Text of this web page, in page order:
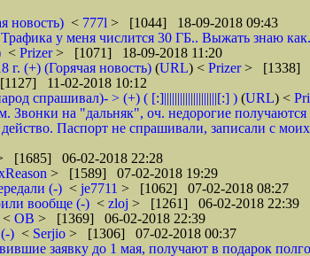
новость) < 777l > [1044] 18-09-2018 09:43
у меня числится 30 ГБ.. Выжать знаю
< Prizer> [1071] 18-09-2018 11:20
(+) (Горячая новость) (URL) < Prizer> [1338]
11-02-2018 10:12
спрашивал)- > (+) ( [:]||||||||||||||||||||[:] ) (URL) <
на "дальняк", оч. недорогие получаются
Паспорт не спрашивали, записали с
[1685] 06-02-2018 22:28
> [1589] 07-02-2018 19:29
(-) < je7711 > [1062] 07-02-2018 08:27
вообще (-) < zloj > [1261] 06-02-2018 22:39
< ОВ > [1369] 06-02-2018 22:39
) < Serjio > [1306] 07-02-2018 00:37
заявку до 1 мая, получают в подарок